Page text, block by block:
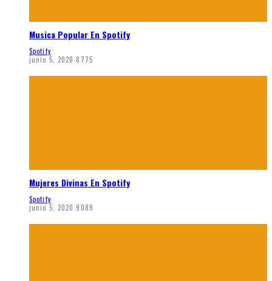
Musica Popular En Spotify
Spotify
junio 5, 2020 8775
Mujeres Divinas En Spotify
Spotify
junio 5, 2020 9089